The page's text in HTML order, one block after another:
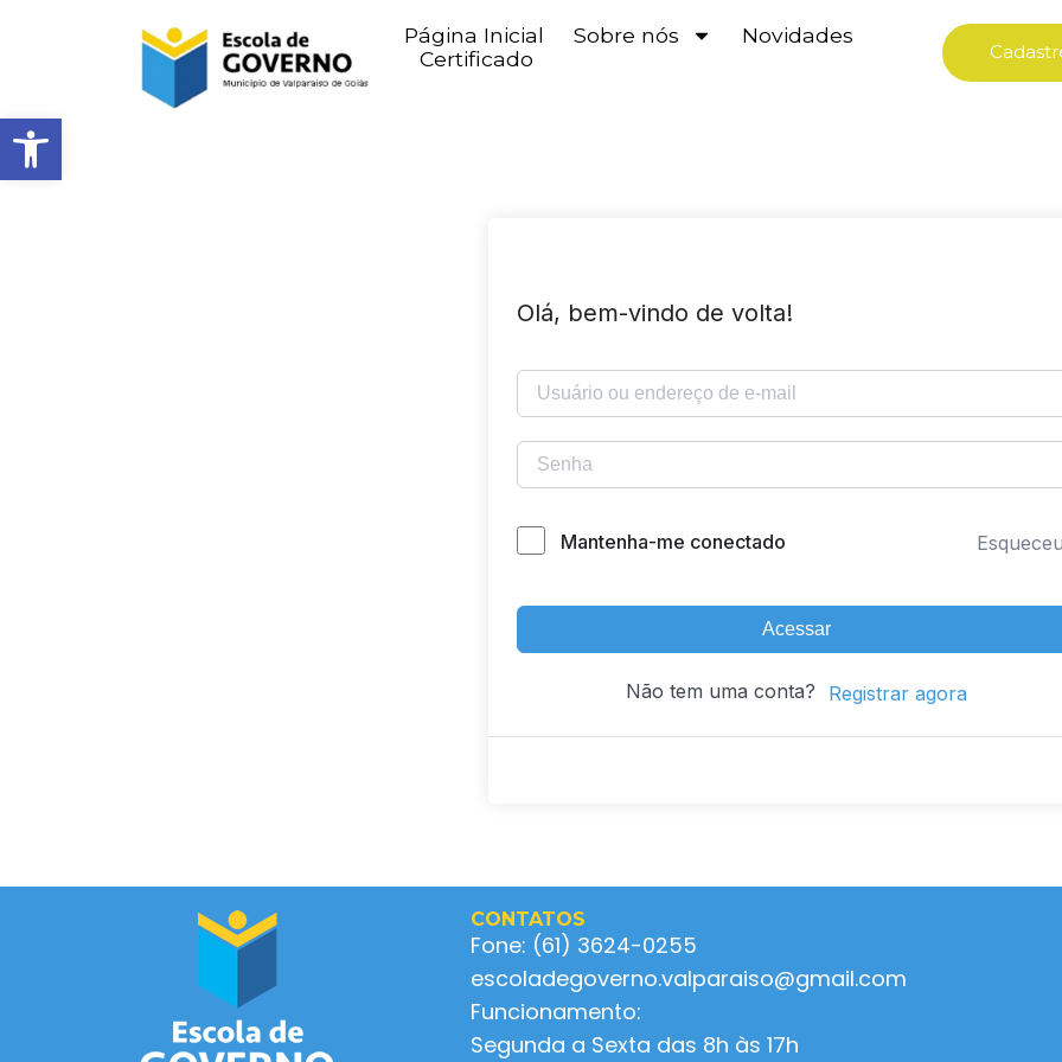
Abrir barra de ferramentas
Página Inicial Sobre nós
Novidades
Certificado
Olá, bem-vindo de volta!
Mantenha-me conectado
Acessar
Não tem uma conta? Registrar agora
CONTATOS
Fone: (61) 3624-0255
escoladegoverno.valparaiso@gmail.com
Funcionamento:
Segunda a Sexta das 8h às 17h